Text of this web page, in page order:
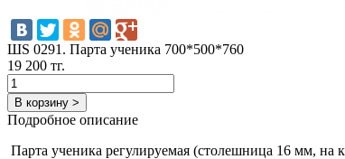
ШS 0291. Парта ученика 700*500*760
19 200 тг.
В корзину >
Подробное описание
Парта ученика регулируемая (столешница 16 мм, на